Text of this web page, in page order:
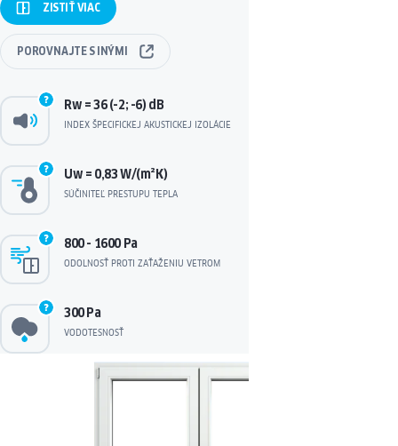
ZISTIŤ VIAC
POROVNAJTE S INÝMI
Rw = 36 (-2; -6) dB
INDEX ŠPECIFICKEJ AKUSTICKEJ IZOLÁCIE
Uw = 0,83 W/(m²K)
SÚČINITEĽ PRESTUPU TEPLA
800 - 1600 Pa
ODOLNOSŤ PROTI ZAŤAŽENIU VETROM
300 Pa
VODOTESNOSŤ